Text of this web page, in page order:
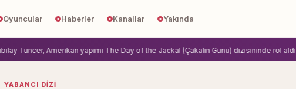
Oyuncular Haberler Kanallar Yakında
Tuncer, Amerikan yapımı The Day of the Jackal (Çakalın Günü) dizisininde rol aldi.
YABANCI DIZI